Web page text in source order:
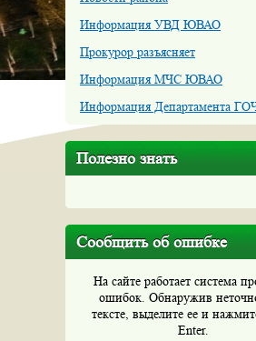
Информация УВД ЮВАО
Прокурор разъясняет
Информация МЧС ЮВАО
Информация Департамента
Полезно знать
Сообщить об ошибке
На сайте работает система
ошибок. Обнаружив
тексте, выделите ее и
Enter.